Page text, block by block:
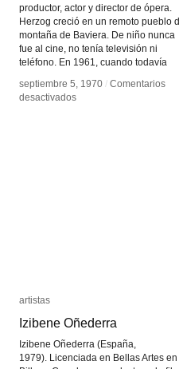
productor, actor y director de ópera.
Herzog creció en un remoto pueblo
montaña de Baviera. De niño nunca
fue al cine, no tenía televisión ni
teléfono. En 1961, cuando todavía
septiembre 5, 1970 / Comentarios
desactivadosen
septiembre 5, 1970 / Comentarios
desactivadosen
artistas
Izibene Oñederra
Izibene Oñederra (España,
1979). Licenciada en Bellas Artes en
artistas
Izibene Oñederra